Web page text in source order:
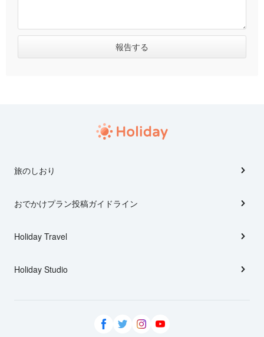
旅のしおり
おでかけプラン投稿ガイドライン
Holiday Travel
Holiday Studio